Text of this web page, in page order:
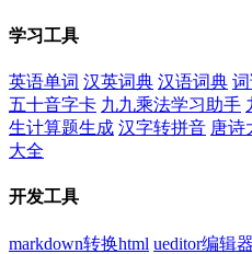
学习工具
英语单词 汉英词典 汉语词典
五十音字卡 九九乘法学习助手
生计算题生成 汉字转拼音 唐诗
大全
开发工具
markdown转换html ueditor编辑器